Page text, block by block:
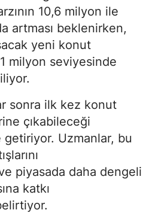
10,6 milyon ile
artması beklenirken,
yeni konut
milyon seviyesinde
sonra ilk kez konut
çıkabileceği
Uzmanlar, bu
piyasada daha dengeli
katkı